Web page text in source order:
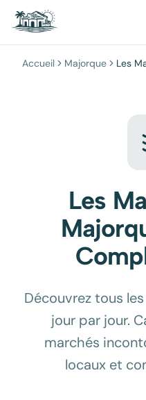
Accueil Majorque Les
Les
Découvrez tous
jour par jour.
marchés
locaux et